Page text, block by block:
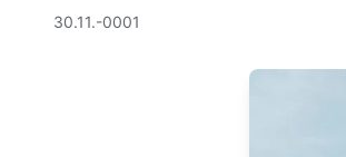
30.11.-0001